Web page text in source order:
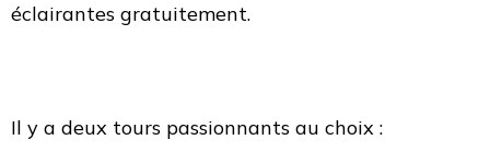
éclairantes gratuitement.
Il y a deux tours passionnants au choix :